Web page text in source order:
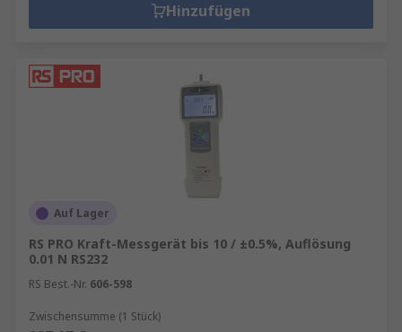
Hinzufügen
Auf Lager
RS PRO Kraft-Messgerät bis 10 / ±0.5%, Auflösung
0.01 N RS232
RS Best.-Nr. 606-598
Zwischensumme (1 Stück)